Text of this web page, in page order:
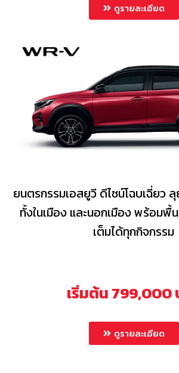
ดูรายละเอียด
ยนตรกรรมเอสยูวี ดีไซน์โฉบเฉี่ยว
ทั้งในเมือง และนอกเมือง พร้อมพื้
เต็มได้ทุกกิจกรรม
เริ่มต้น 799,000
ดูรายละเอียด